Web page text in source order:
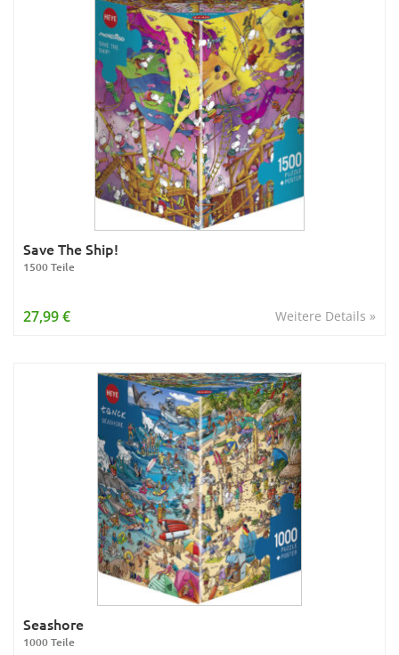
Save The Ship!
1500 Teile
Weitere Details »
27,99 €
Seashore
1000 Teile